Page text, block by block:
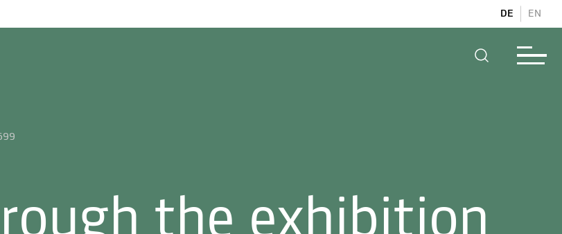
DE EN
the exhibition